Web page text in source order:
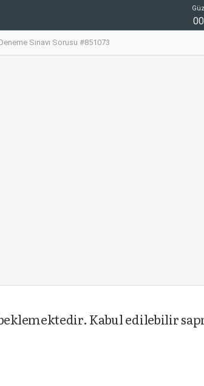
Sınavı Sorusu #851073
Kabul edilebilir